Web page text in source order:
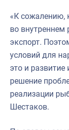
«К сожалению,
во внутреннем
экспорт.
условий для
это и
решение
реализации
Шестаков.